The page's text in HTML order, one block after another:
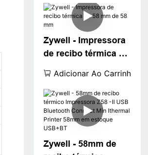
Zywell - Impressora
de recibo térmica de
Adicionar Ao Carrinho
Zywell - 58mm de